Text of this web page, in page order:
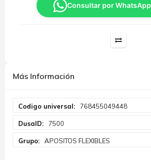
Consultar por WhatsApp
Más Información
Información
768455049448
7500
APOSITOS FLEXIBLES